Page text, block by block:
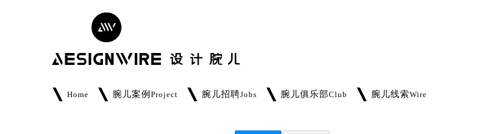
Home 腕儿案例 Project 腕儿招聘Jobs 腕儿俱乐部Club 腕儿线索Wire